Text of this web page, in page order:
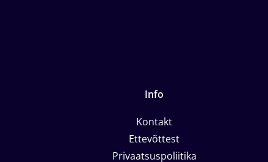
Info
Kontakt
Ettevõttest
Privaatsuspoliitika